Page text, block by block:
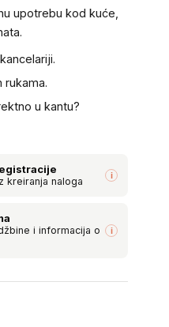
upotrebu kod kuće,
u kantu?
kreiranja naloga i
i informacija o
i